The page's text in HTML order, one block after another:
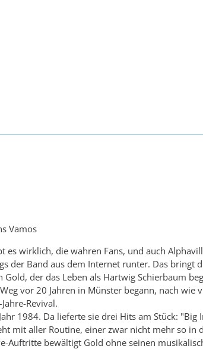
Vamos
es wirklich, die wahren Fans, und auch
der Band aus dem Internet runter. Das bringt
der das Leben als Hartwig Schierbaum
vor 20 Jahren in Münster begann, nach wie
Revival.
1984. Da lieferte sie drei Hits am Stück: "Big
mit aller Routine, einer zwar nicht mehr so in
Auftritte bewältigt Gold ohne seinen